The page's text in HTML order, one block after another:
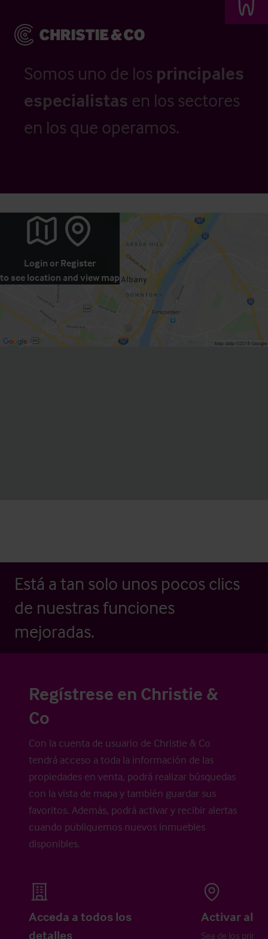
Somos uno de los principales
especialistas en los sectores
en los que operamos.
Login or Register
to see location and view map
Está a tan solo unos pocos clics
de nuestras funciones
mejoradas.
Regístrese en Christie &
Co
Con la cuenta de usuario de Christie & Co
tendrá acceso a toda la información de las
propiedades en venta, podrá realizar búsquedas
con la vista de mapa y también guardar sus
favoritos. Además, podrá activar y recibir alertas
cuando publiquemos nuevos inmuebles
disponibles.
Acceda a todos los
detalles
Activar
Sea de los